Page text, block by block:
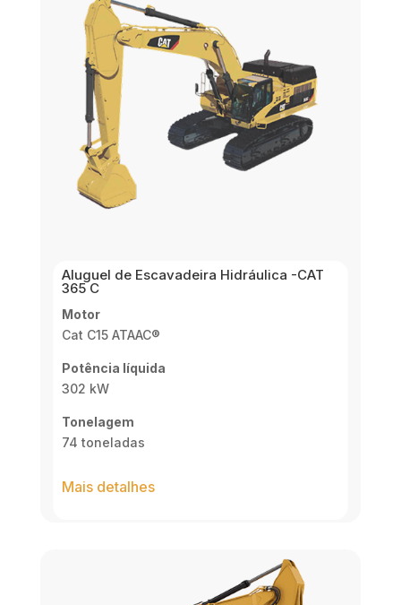
Aluguel de Escavadeira Hidráulica -CAT
365 C
Motor
Cat C15 ATAAC®
Potência líquida
302 kW
Tonelagem
74 toneladas
Mais detalhes